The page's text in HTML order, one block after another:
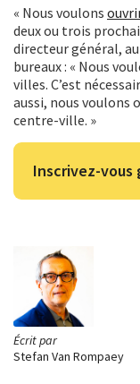
Écrit par
Stefan Van Rompaey
« Nous voulons
deux ou trois
directeur général, au
bureaux : « Nous
villes. C’est
aussi, nous voulons
centre-ville. »
Inscrivez-